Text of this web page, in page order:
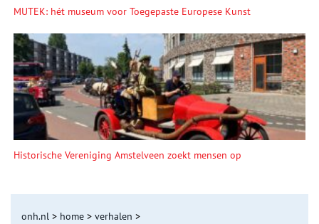
MUTEK: hét museum voor Toegepaste Europese Kunst
Historische Vereniging Amstelveen zoekt mensen op
onh.nl > home > verhalen >